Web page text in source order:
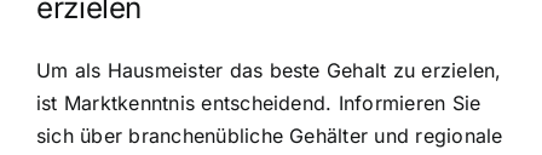
erzielen
Um als Hausmeister das beste Gehalt zu erzielen,
ist Marktkenntnis entscheidend. Informieren Sie
sich über branchenübliche Gehälter und regionale